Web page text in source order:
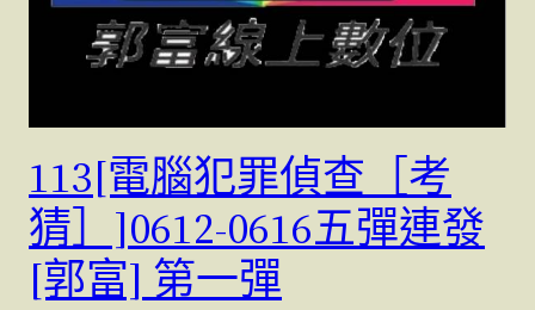
113[電腦犯罪偵查［考
猜］]0612-0616五彈連發
[郭富] 第一彈